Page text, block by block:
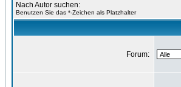
Nach Autor suchen:
Benutzen Sie das *-Zeichen als Platzhalter
Forum: